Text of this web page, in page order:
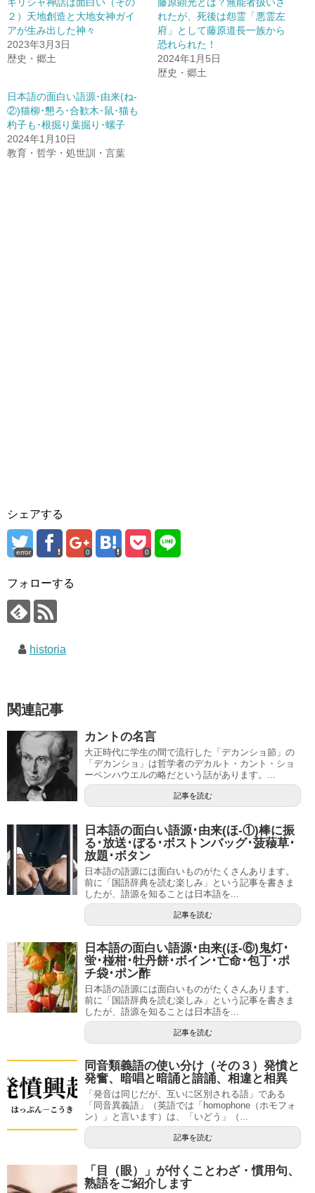
２）天地創造と大地女神ガイ
アが生み出した神々
2023年3月3日
歴史・郷土
れたが、死後は怨霊「悪霊左
府」として藤原道長一族から
恐れられた！
2024年1月5日
歴史・郷土
日本語の面白い語源･由来(ね-
②)猫柳･懇ろ･合歓木･鼠･猫も
杓子も･根掘り葉掘り･螺子
2024年1月10日
教育・哲学・処世訓・言葉
シェアする
error 0 0
フォローする
historia
関連記事
カントの名言
大正時代に学生の間で流行した「デカンショ節」の
「デカンショ」は哲学者のデカルト・カント・ショ
ーペンハウエルの略だという話があります。...
記事を読む
日本語の面白い語源･由来(ほ-①)棒に振
る･放送･ぼる･ボストンバッグ･菠薐草･
放題･ボタン
日本語の語源には面白いものがたくさんあります。
前に「国語辞典を読む楽しみ」という記事を書きま
したが、語源を知ることは日本語を...
記事を読む
日本語の面白い語源･由来(ほ-⑥)鬼灯･
蛍･椪柑･牡丹餅･ボイン･亡命･包丁･ポ
チ袋･ポン酢
日本語の語源には面白いものがたくさんあります。
前に「国語辞典を読む楽しみ」という記事を書きま
したが、語源を知ることは日本語を...
記事を読む
同音類義語の使い分け（その３）発憤と
発奮、暗唱と暗誦と諳誦、相違と相異
「発音は同じだが、互いに区別される語」である
「同音異義語」（英語では「homophone（ホモフォ
ン）」と言います）は、「いどう」（...
記事を読む
「目（眼）」が付くことわざ・慣用句、
熟語をご紹介します